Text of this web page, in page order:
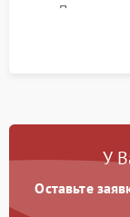
Проверка
DisplayPort,
У
Оставьте